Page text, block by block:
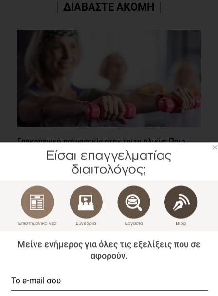
ΔΙΑΒΑΣΤΕ ΑΚΟΜΗ
Σαρκοπενική παχυσαρκία στην τρίτη ηλικία: Ποιο
ρόλο παίζει η διατροφή & η άσκηση;
Επιστημονικά Νέα
2 λεπτά να διαβαστεί
×
Μείνε ενήμερος για όλες τις εξελίξεις που σε
αφορούν.